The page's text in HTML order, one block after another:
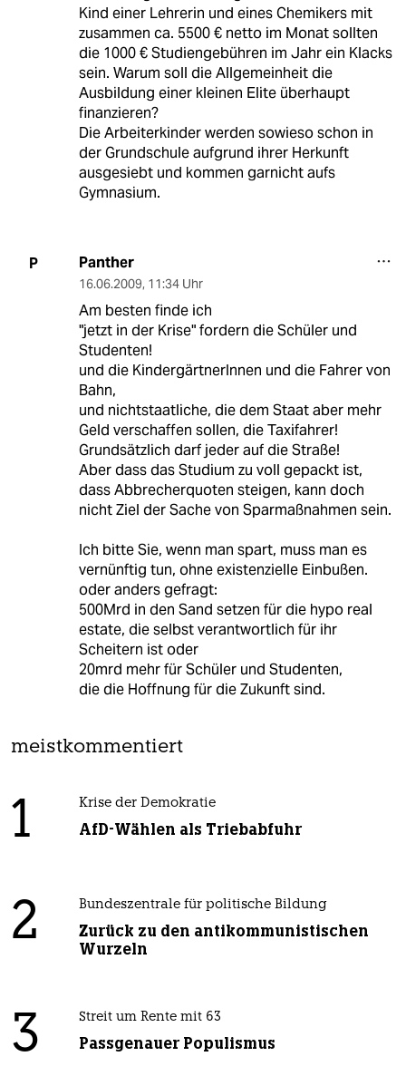
Kind einer Lehrerin und eines Chemikers mit
zusammen ca. 5500 € netto im Monat sollten
die 1000 € Studiengebühren im Jahr ein Klacks
sein. Warum soll die Allgemeinheit die
Ausbildung einer kleinen Elite überhaupt
finanzieren?
Die Arbeiterkinder werden sowieso schon in
der Grundschule aufgrund ihrer Herkunft
ausgesiebt und kommen garnicht aufs
Gymnasium.
P Panther
16.06.2009, 11:34 Uhr
Am besten finde ich
"jetzt in der Krise" fordern die Schüler und
Studenten!
und die KindergärtnerInnen und die Fahrer von
Bahn,
und nichtstaatliche, die dem Staat aber mehr
Geld verschaffen sollen, die Taxifahrer!
Grundsätzlich darf jeder auf die Straße!
Aber dass das Studium zu voll gepackt ist,
dass Abbrecherquoten steigen, kann doch
nicht Ziel der Sache von Sparmaßnahmen sein.
Ich bitte Sie, wenn man spart, muss man es
vernünftig tun, ohne existenzielle Einbußen.
oder anders gefragt:
500Mrd in den Sand setzen für die hypo real
estate, die selbst verantwortlich für ihr
Scheitern ist oder
20mrd mehr für Schüler und Studenten,
die die Hoffnung für die Zukunft sind.
meistkommentiert
1 Krise der Demokratie
AfD-Wählen als Triebabfuhr
2 Bundeszentrale für politische Bildung
Zurück zu den antikommunistischen
Wurzeln
3 Streit um Rente mit 63
Passgenauer Populismus